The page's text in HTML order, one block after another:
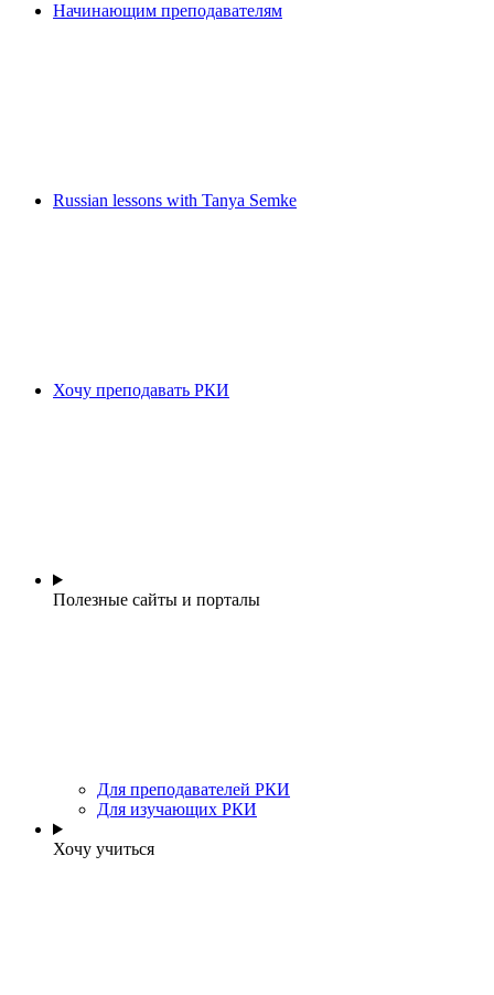
Начинающим преподавателям
Russian lessons with Tanya Semke
Хочу преподавать РКИ
Полезные сайты и порталы
Для преподавателей РКИ
Для изучающих РКИ
Хочу учиться